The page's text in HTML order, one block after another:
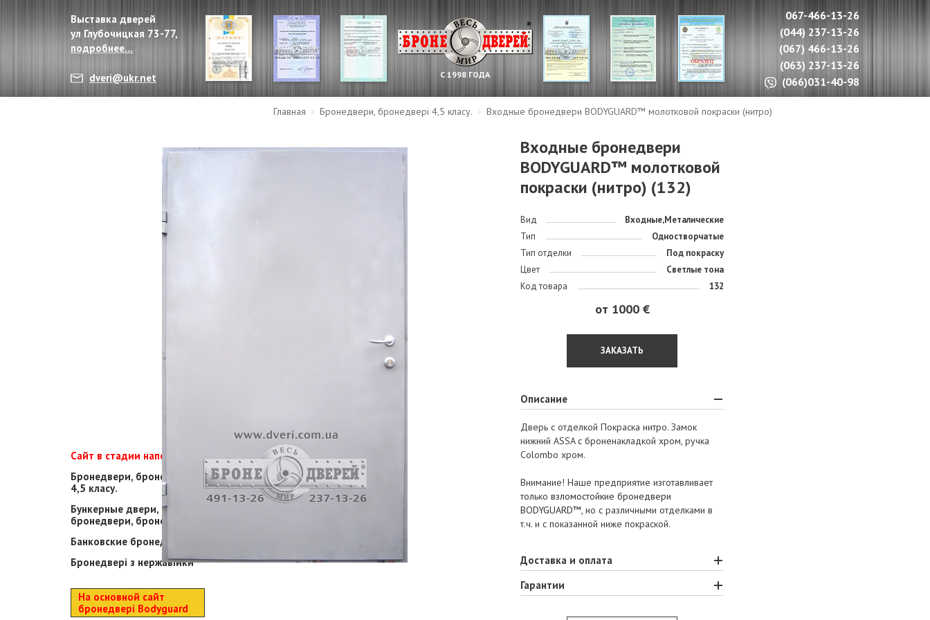
Выставка дверей
ул Глубочицкая 73-77,
подробнее...
dveri@ukr.net С 1998 ГОДА
067-466-13-26
(044) 237-13-26
(067) 466-13-26
(063) 237-13-26
(066)031-40-98
Главная Бронедвери, бронедвері 4,5 класу. Входные бронедвери BODYGUARD™ молотковой покраски (нитро)
Сайт в стадии наполнения!
Бронедвери, бронедвері
4,5 класу.
Бункерные двери,
бронедвери, бронедвері
Банковские бронедвери
Бронедвері з нержавійки
На основной сайт
бронедвері Bodyguard
Входные бронедвери
BODYGUARD™ молотковой
покраски (нитро) (132)
Вид
Входные,Металические
Тип
Одностворчатые
Тип отделки
Под покраску
Цвет
Светлые тона
Код товара
132
от 1000 €
ЗАКАЗАТЬ
Описание
Дверь с отделкой Покраска нитро. Замок
нижний ASSA с броненакладкой хром, ручка
Colombo хром.
Внимание! Наше предприятие изготавливает
только взломостойкие бронедвери
BODYGUARD™, но с различными отделками в
т.ч. и с показанной ниже покраской.
Доставка и оплата
ООО «Весь мир бронедверей» производит и
бронированных дверей по всей территории
Гарантии